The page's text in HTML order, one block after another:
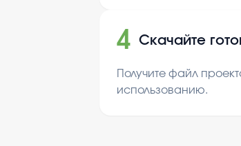
4 Скачайте
Получите файл
использованию.